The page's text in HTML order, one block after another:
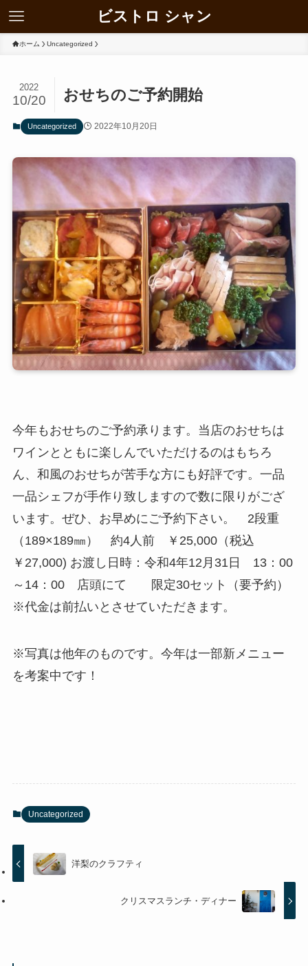
ビストロ シャン
ホーム Uncategorized
おせちのご予約開始
2022
10/20
Uncategorized 2022年10月20日
今年もおせちのご予約承ります。当店のおせちは
ワインとともに楽しんでいただけるのはもちろ
ん、和風のおせちが苦手な方にも好評です。一品
一品シェフが手作り致しますので数に限りがござ
います。ぜひ、お早めにご予約下さい。 2段重
（189×189㎜） 約4人前 ￥25,000（税込
￥27,000) お渡し日時：令和4年12月31日 13：00
～14：00 店頭にて 限定30セット（要予約）
※代金は前払いとさせていただきます。
※写真は他年のものです。今年は一部新メニュー
を考案中です！
Uncategorized
洋梨のクラフティ
クリスマスランチ・ディナー